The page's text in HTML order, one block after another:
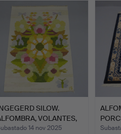
SILOW.
VOLANTES,
14 nov 2025